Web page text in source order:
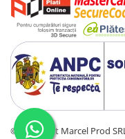
©Copyright Marcel Prod